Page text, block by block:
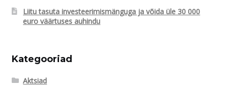
Liitu tasuta investeerimismänguga ja võida üle 30 000
euro väärtuses auhindu
Kategooriad
Aktsiad